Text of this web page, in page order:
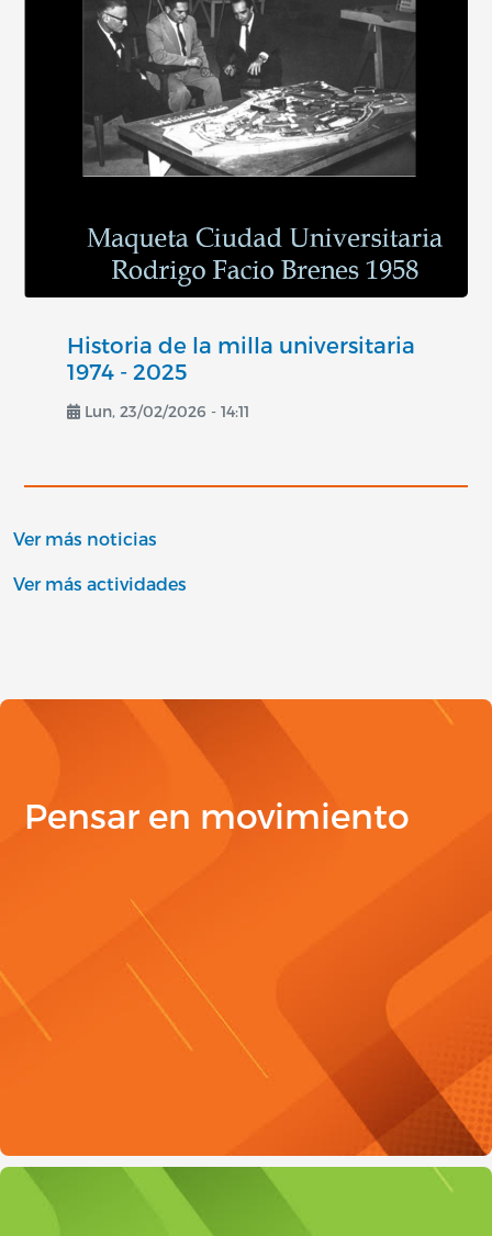
Historia de la milla universitaria
1974 - 2025
Lun, 23/02/2026 - 14:11
Ver más noticias
Ver más actividades
Pensar en movimiento